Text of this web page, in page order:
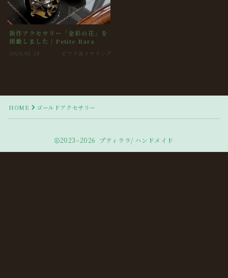
新作アクセサリー「金彩の花」を
掲載しました｜Petite Rara
2026.01.15 ピアス＆イヤリング
HOME ゴールドアクセサリー
2023–2026 プティララ/ ハンドメイド